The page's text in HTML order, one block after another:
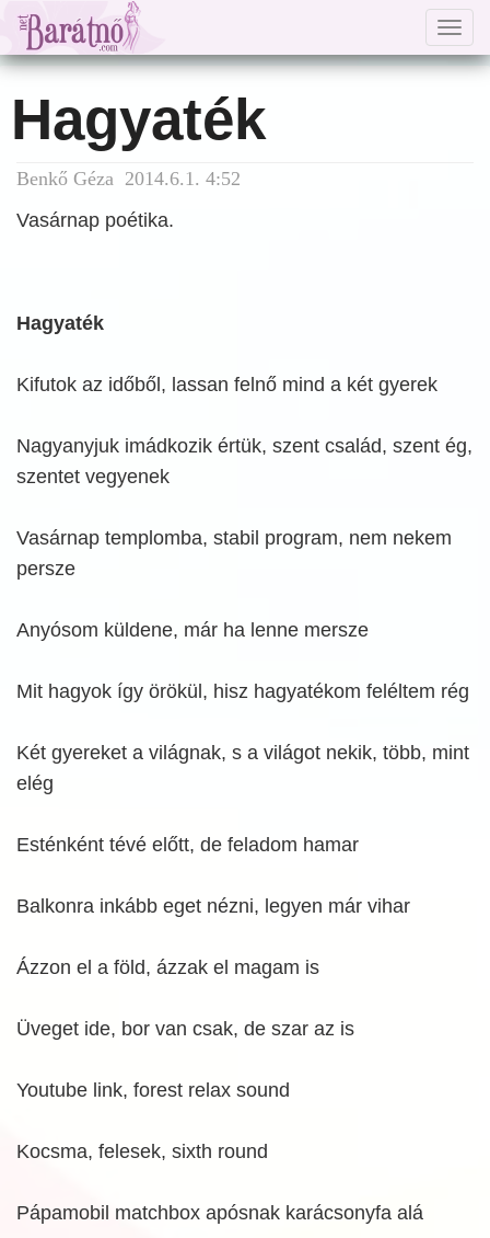
Hagyaték
Benkő Géza 2014.6.1. 4:52
Vasárnap poétika.
Hagyaték
Kifutok az időből, lassan felnő mind a két gyerek
Nagyanyjuk imádkozik értük, szent család, szent ég,
szentet vegyenek
Vasárnap templomba, stabil program, nem nekem
persze
Anyósom küldene, már ha lenne mersze
Mit hagyok így örökül, hisz hagyatékom feléltem rég
Két gyereket a világnak, s a világot nekik, több, mint
elég
Esténként tévé előtt, de feladom hamar
Balkonra inkább eget nézni, legyen már vihar
Ázzon el a föld, ázzak el magam is
Üveget ide, bor van csak, de szar az is
Youtube link, forest relax sound
Kocsma, felesek, sixth round
Pápamobil matchbox apósnak karácsonyfa alá